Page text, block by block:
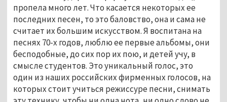
пропела много лет. Что касается некоторых ее
последних песен, то это баловство, она и сама не
считает их большим искусством. Я воспитана на
песнях 70-х годов, люблю ее первые альбомы, они
бесподобные, до сих пор их пою, и детей учу, в
смысле студентов. Это уникальный голос, это
один из наших российских фирменных голосов, на
которых стоит учиться режиссуре песни, снимать